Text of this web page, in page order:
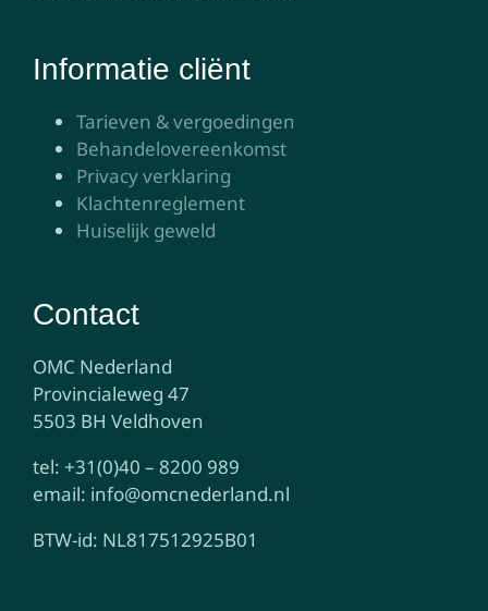
Informatie cliënt
Tarieven & vergoedingen
Behandelovereenkomst
Privacy verklaring
Klachtenreglement
Huiselijk geweld
Contact
OMC Nederland
Provincialeweg 47
5503 BH Veldhoven
tel: +31(0)40 – 8200 989
email: info@omcnederland.nl
BTW-id: NL817512925B01